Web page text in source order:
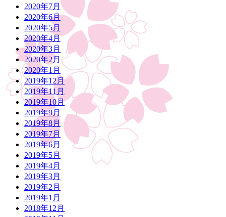
2020年7月
2020年6月
2020年5月
2020年4月
2020年3月
2020年2月
2020年1月
2019年12月
2019年11月
2019年10月
2019年9月
2019年8月
2019年7月
2019年6月
2019年5月
2019年4月
2019年3月
2019年2月
2019年1月
2018年12月